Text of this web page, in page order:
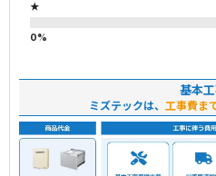
★
基本
ミズテックは、 工事費ま